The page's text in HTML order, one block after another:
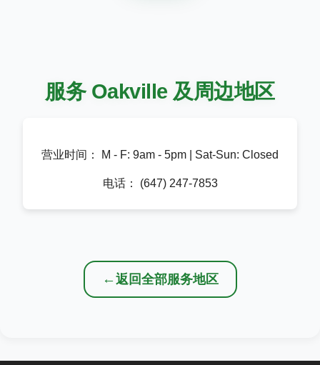
服务 Oakville 及周边地区
营业时间： M - F: 9am - 5pm | Sat-Sun: Closed
电话： (647) 247-7853
←返回全部服务地区